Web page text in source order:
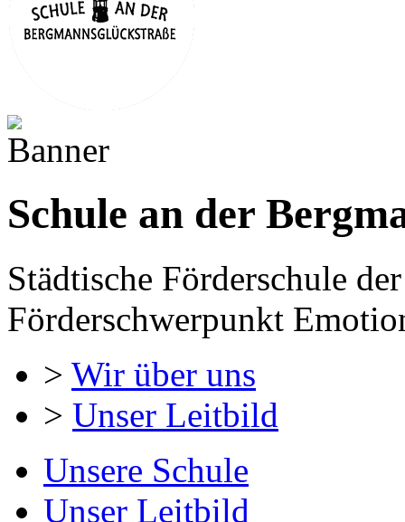
Schule an der
Städtische Förderschule
Förderschwerpunkt
> Wir über uns
> Unser Leitbild
Unsere Schule
Unser Leitbild